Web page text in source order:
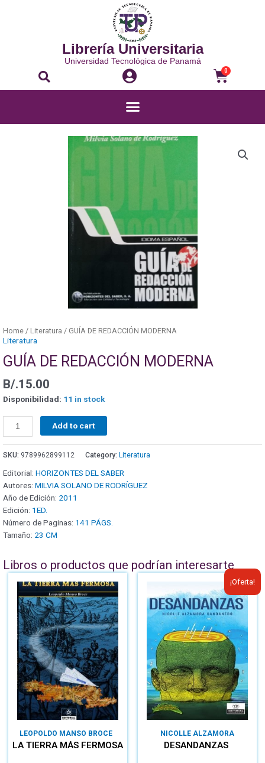
Librería Universitaria
Universidad Tecnológica de Panamá
0
Home / Literatura / GUÍA DE REDACCIÓN MODERNA
Literatura
GUÍA DE REDACCIÓN MODERNA
B/.15.00
Disponibilidad: 11 in stock
Add to cart
SKU: 9789962899112 Category: Literatura
Editorial: HORIZONTES DEL SABER
Autores: MILVIA SOLANO DE RODRÍGUEZ
Año de Edición: 2011
Edición: 1ED.
Número de Paginas: 141 PÁGS.
Tamaño: 23 CM
Libros o productos que podrían interesarte
LEOPOLDO MANSO BROCE
LA TIERRA MÁS FERMOSA
¡Oferta!
NICOLLE ALZAMORA
CANDANEDO
DESANDANZAS